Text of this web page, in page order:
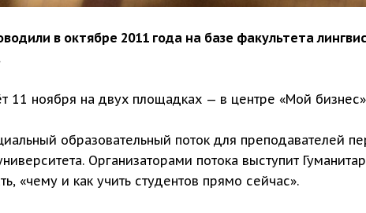
в октябре 2011 года на базе факультета
11 ноября на двух площадках — в центре «Мой бизнес»
образовательный поток для преподавателей
Организаторами потока выступит
«чему и как учить студентов прямо сейчас».